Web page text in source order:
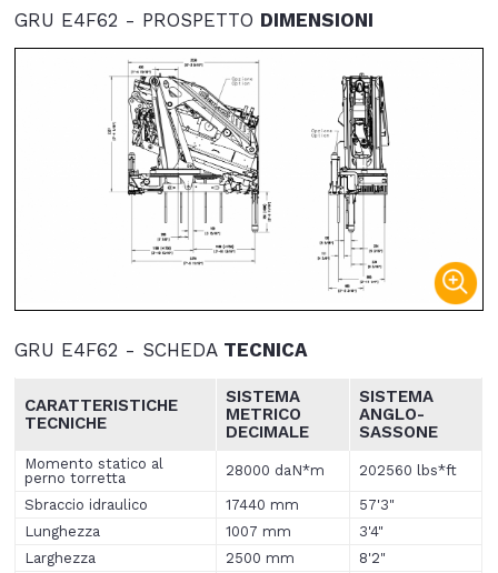
GRU E4F62 - PROSPETTO DIMENSIONI
GRU E4F62 - SCHEDA TECNICA
CARATTERISTICHE
TECNICHE
SISTEMA
METRICO
DECIMALE
SISTEMA
ANGLO-
SASSONE
Momento statico al
perno torretta
28000 daN*m 202560 lbs*ft
Sbraccio idraulico 17440 mm
57'3"
Lunghezza
1007 mm
3'4"
Larghezza
2500 mm
8'2"